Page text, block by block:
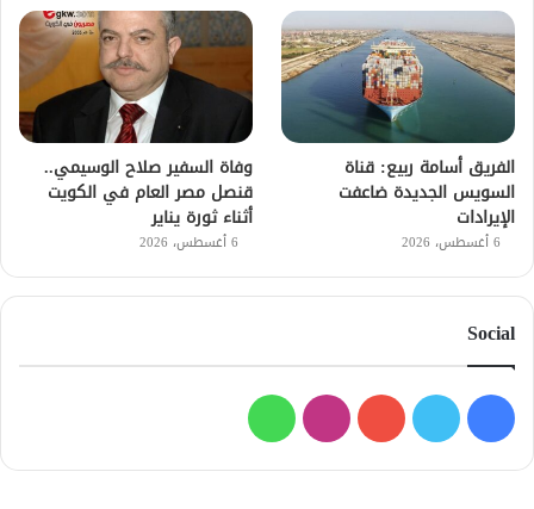
الفريق أسامة ربيع: قناة
السويس الجديدة ضاعفت
الإيرادات
6 أغسطس، 2026
وفاة السفير صلاح الوسيمي..
قنصل مصر العام في الكويت
أثناء ثورة يناير
6 أغسطس، 2026
Social
فيسبوك
تويتر يوتيوبانستقرامواتساب